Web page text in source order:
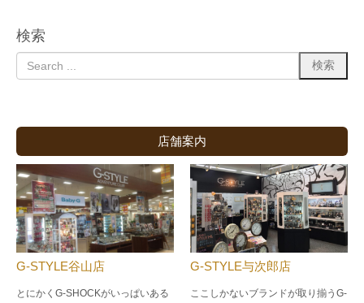
検索
店舗案内
G-STYLE谷山店
とにかくG-SHOCKがいっぱいある
G-STYLE与次郎店
ここしかないブランドが取り揃うG-